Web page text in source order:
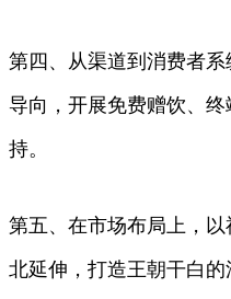
第四、从渠道到消费者
导向，开展免费赠饮、
持。
第五、在市场布局上，
北延伸，打造王朝干白